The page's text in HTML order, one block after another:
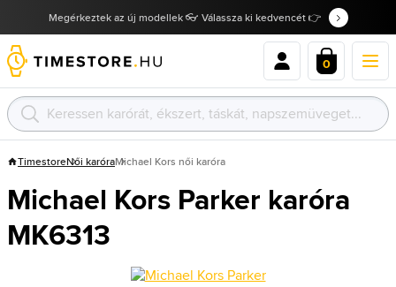
Megérkeztek az új modellek 👓 Válassza ki kedvencét 👉
0
TimestoreNői karóraMichael Kors női karóra
Michael Kors Parker karóra
MK6313